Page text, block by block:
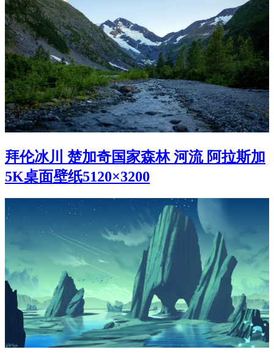
拜伦冰川 楚加奇国家森林 河流 阿拉斯加
5K桌面壁纸5120×3200